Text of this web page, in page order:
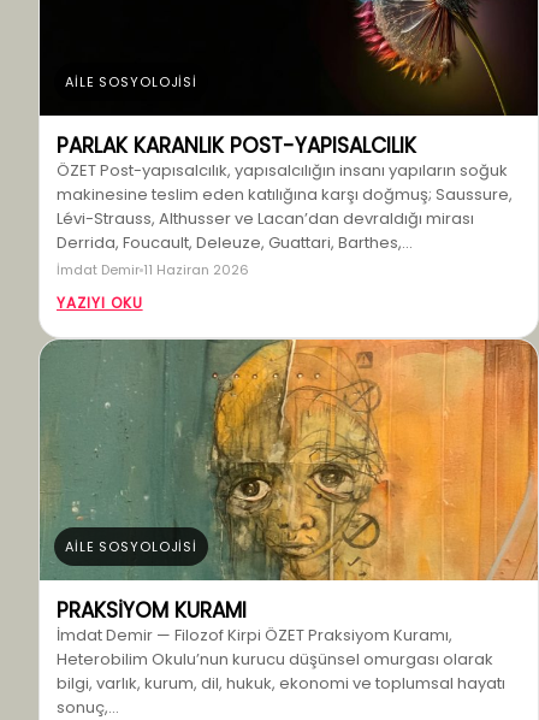
AİLE SOSYOLOJİSİ
PARLAK KARANLIK POST-YAPISALCILIK
ÖZET Post-yapısalcılık, yapısalcılığın insanı yapıların soğuk
makinesine teslim eden katılığına karşı doğmuş; Saussure,
Lévi-Strauss, Althusser ve Lacan’dan devraldığı mirası
Derrida, Foucault, Deleuze, Guattari, Barthes,…
İmdat Demir 11 Haziran 2026
YAZIYI OKU
AİLE SOSYOLOJİSİ
PRAKSİYOM KURAMI
İmdat Demir — Filozof Kirpi ÖZET Praksiyom Kuramı,
Heterobilim Okulu’nun kurucu düşünsel omurgası olarak
bilgi, varlık, kurum, dil, hukuk, ekonomi ve toplumsal hayatı
sonuç,…